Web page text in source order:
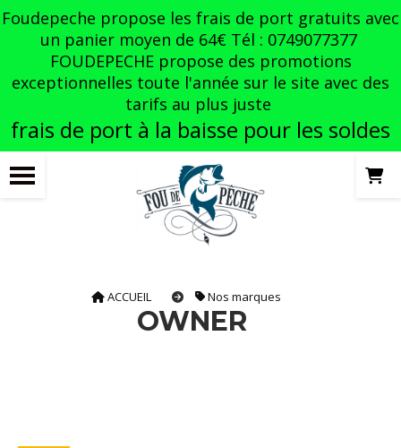
Foudepeche propose les frais de port gratuits avec
un panier moyen de 64€ Tél : 0749077377
FOUDEPECHE propose des promotions
exceptionnelles toute l'année sur le site avec des
tarifs au plus juste
frais de port à la baisse pour les soldes
ACCUEIL Nos marques
OWNER